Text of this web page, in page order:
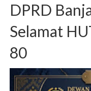
DPRD
Selamat
80